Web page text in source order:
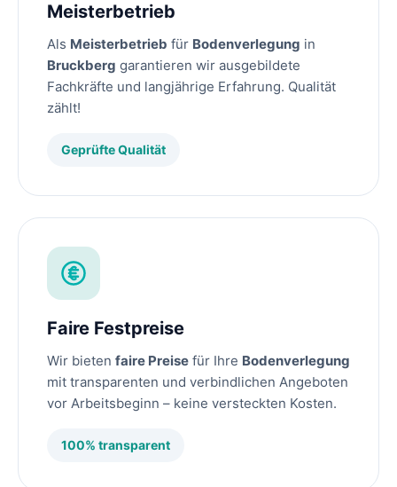
Meisterbetrieb
Als Meisterbetrieb für Bodenverlegung in
Bruckberg garantieren wir ausgebildete
Fachkräfte und langjährige Erfahrung. Qualität
zählt!
Geprüfte Qualität
Faire Festpreise
Wir bieten faire Preise für Ihre Bodenverlegung
mit transparenten und verbindlichen Angeboten
vor Arbeitsbeginn – keine versteckten Kosten.
100% transparent